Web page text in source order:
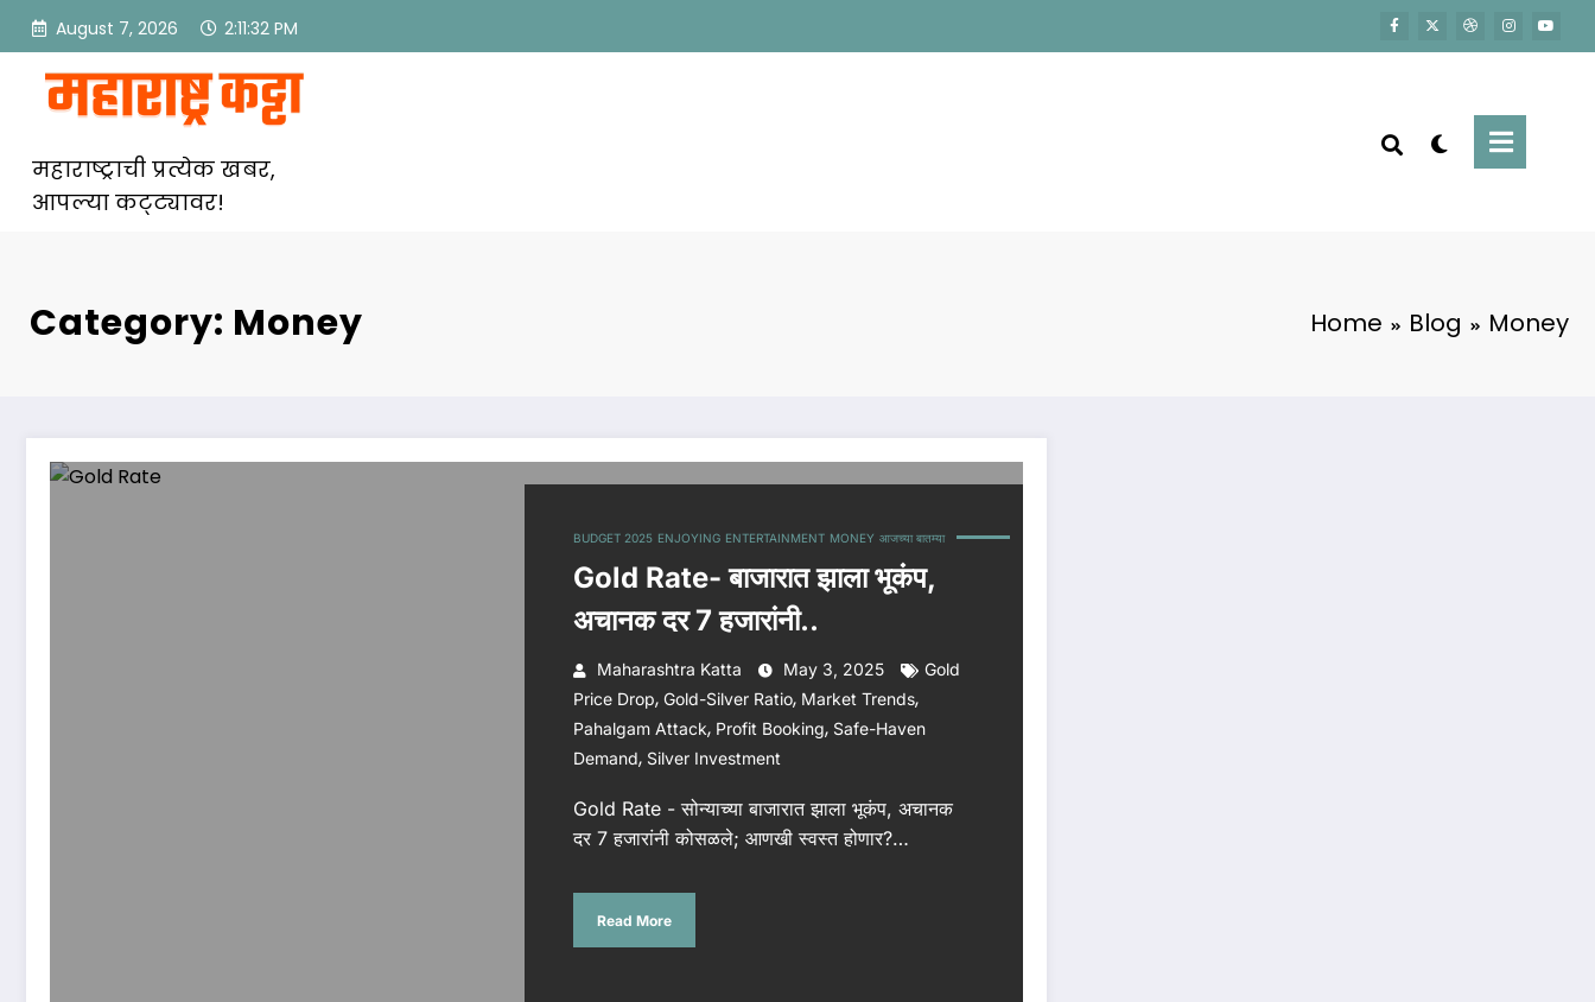
Skip
content
August 7, 2026 2:11:32 PM
महाराष्ट्राची प्रत्येक खबर,
आपल्या कट्ट्यावर!
Category: Money Home Blog Money
BUDGET 2025 ENJOYING ENTERTAINMENT MONEY आजच्या बातम्या
Gold Rate- बाजारात झाला भूकंप,
अचानक दर 7 हजारांनी..
Maharashtra Katta May 3, 2025
Gold
Price Drop, Gold-Silver Ratio, Market Trends,
Pahalgam Attack, Profit Booking, Safe-Haven
Demand, Silver Investment
Gold Rate - सोन्याच्या बाजारात झाला भूकंप, अचानक
दर 7 हजारांनी कोसळले; आणखी स्वस्त होणार?…
Read More